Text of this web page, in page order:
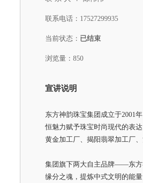
联系电话： 17527299935
当前状态： 已结束
浏览量：850
宣讲说明
东方神韵珠宝集团成立于2001
恒魅力赋予珠宝时尚现代的表
黄金加工厂、揭阳翡翠加工厂
集团旗下两大自主品牌——东方
缘分之魂，提炼中式文明的能